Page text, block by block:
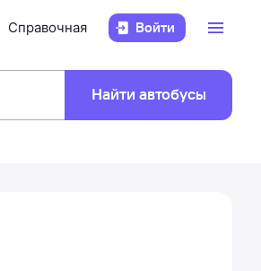
Справочная Войти
Найти автобусы